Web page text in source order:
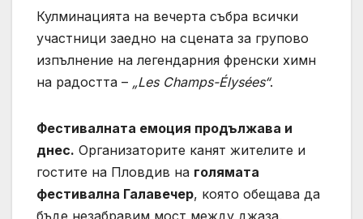
Кулминацията на вечерта събра всички
участници заедно на сцената за групово
изпълнение на легендарния френски химн
на радостта – „Les Champs-Élysées“.
Фестивалната емоция продължава и
днес. Организаторите канят жителите и
гостите на Пловдив на голямата
фестивална Галавечер, която обещава да
бъде незабравим мост между джаза,